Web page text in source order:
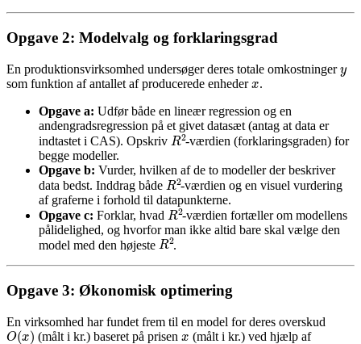
Opgave 2: Modelvalg og forklaringsgrad
En produktionsvirksomhed undersøger deres totale omkostninger
som funktion af antallet af producerede enheder
x
.
Opgave a: Udfør både en lineær regression og en
andengradsregression på et givet datasæt (antag at data er
indtastet i CAS). Opskriv R2-værdien (forklaringsgraden) for
begge modeller.
Opgave b: Vurder, hvilken af de to modeller der beskriver
data bedst. Inddrag både R2-værdien og en visuel vurdering
af graferne i forhold til datapunkterne.
Opgave c: Forklar, hvad R2-værdien fortæller om modellens
pålidelighed, og hvorfor man ikke altid bare skal vælge den
model med den højeste R2.
Opgave 3: Økonomisk optimering
En virksomhed har fundet frem til en model for deres overskud
O(x) (målt i kr.) baseret på prisen
x
(målt i kr.) ved hjælp af